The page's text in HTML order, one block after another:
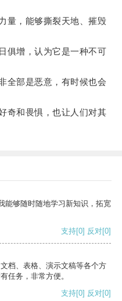
，能够撕裂天地、摧毁
增，认为它是一种不可
部是恶意，有时候也会
和畏惧，也让人们对其
能够随时随地学习新知识，拓宽
支持[0] 反对[0]
档、表格、演示文稿等各个方
任务，非常方便。
支持[0] 反对[0]